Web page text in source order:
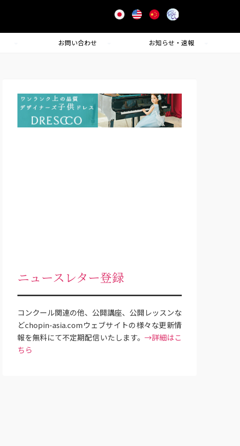
お問い合わせ お知らせ・速報
ニュースレター登録
コンクール関連の他、公開講座、公開レッスンな
どchopin-asia.comウェブサイトの様々な更新情
報を無料にて不定期配信いたします。 →詳細はこ
ちら